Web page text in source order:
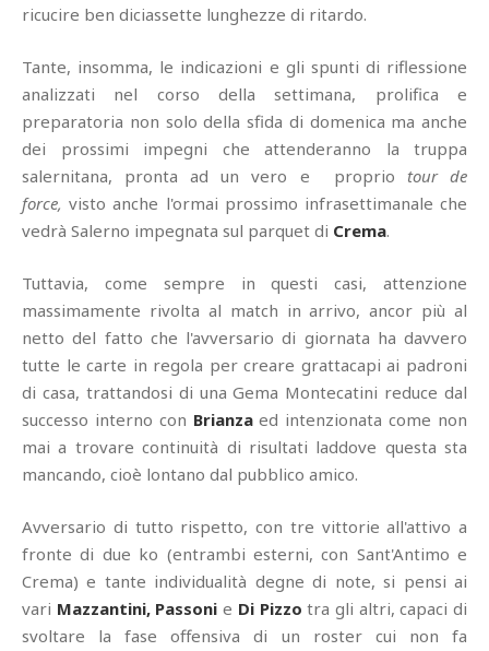
ricucire ben diciassette lunghezze di ritardo.
Tante, insomma, le indicazioni e gli spunti di riflessione
analizzati nel corso della settimana, prolifica e
preparatoria non solo della sfida di domenica ma anche
dei prossimi impegni che attenderanno la truppa
salernitana, pronta ad un vero e proprio tour de
force,visto anche l'ormai prossimo infrasettimanale che
vedrà Salerno impegnata sul parquet di Crema.
Tuttavia, come sempre in questi casi, attenzione
massimamente rivolta al match in arrivo, ancor più al
netto del fatto che l'avversario di giornata ha davvero
tutte le carte in regola per creare grattacapi ai padroni
di casa, trattandosi di una Gema Montecatini reduce dal
successo interno con Brianzaed intenzionata come non
mai a trovare continuità di risultati laddove questa sta
mancando, cioè lontano dal pubblico amico.
Avversario di tutto rispetto, con tre vittorie all'attivo a
fronte di due ko (entrambi esterni, con Sant'Antimo e
Crema) e tante individualità degne di note, si pensi ai
vari Mazzantini, Passonie Di Pizzotra gli altri, capaci di
svoltare la fase offensiva di un roster cui non fa